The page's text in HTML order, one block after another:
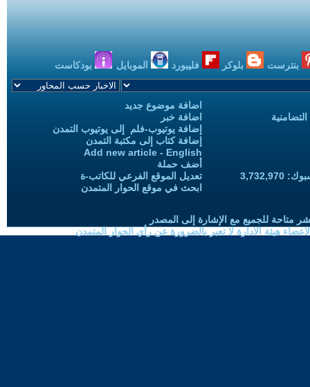
بنترست بلوكر فليبورد الموبايل بودكاست
اضافة موضوع جديد
اضافة خبر
إضافة يوتيوب-فلم إلى يوتيوب التمدن
إضافة كتاب إلى مكتبة التمدن
Add new article - English
أضف حملة
تعديل الموقع الفرعي للكاتب-ة
ابحث في موقع الحوار المتمدن
متاحة للجميع مع الإشارة إلى المصدر
هيئة الادارة لا تعبر بالضرورة عن رأي الحوار المتمدن